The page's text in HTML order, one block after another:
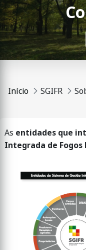
Início SGIFR
As entidades que
Integrada de Fogos